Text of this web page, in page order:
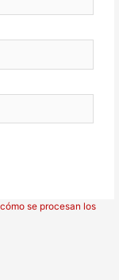
se procesan los